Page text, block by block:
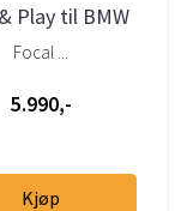
Play til BMW
Focal ...
5.990,-
Kjøp